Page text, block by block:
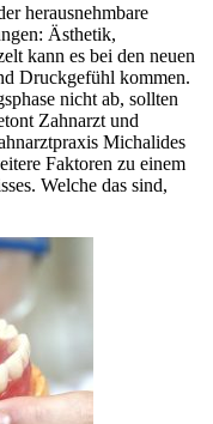
herausnehmbare
Ästhetik,
kann es bei den neuen
Druckgefühl kommen.
nicht ab, sollten
Zahnarzt und
Michalides
Faktoren zu einem
Welche das sind,